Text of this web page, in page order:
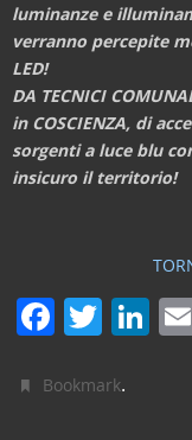
luminanze e
verranno percepite
LED!
DA TECNICI
in COSCIENZA, di
sorgenti a luce blu
insicuro il territorio!
F
a
c
T
w
itt
Li
n
Bookmark.